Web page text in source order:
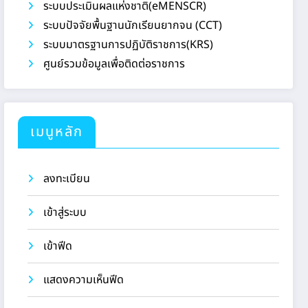
ระบบประเมินผลแห่งชาติ(eMENSCR)
ระบบปัจจัยพื้นฐานนักเรียนยากจน (CCT)
ระบบมาตรฐานการปฏิบัติราชการ(KRS)
ศูนย์รวมข้อมูลเพื่อติดต่อราชการ
เมนูหลัก
ลงทะเบียน
เข้าสู่ระบบ
เข้าฟีด
แสดงความเห็นฟีด